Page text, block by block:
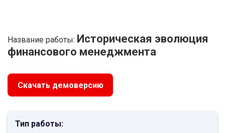
Название работы: Историческая эволюция
финансового менеджмента
Скачать демоверсию
Тип работы: